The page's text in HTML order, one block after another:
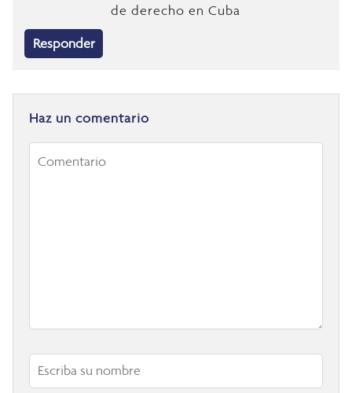
de derecho en Cuba
Responder
Haz un comentario